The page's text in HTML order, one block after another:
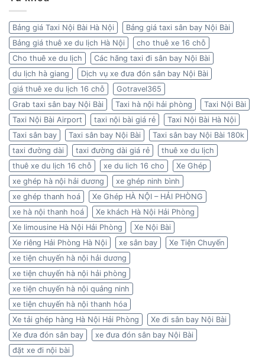
Bảng giá Taxi Nội Bài Hà Nội
Bảng giá taxi sân bay Nội Bài
Bảng giá thuê xe du lịch Hà Nội
cho thuê xe 16 chỗ
Cho thuê xe du lịch
Các hãng taxi đi sân bay Nội Bài
du lịch hà giang
Dịch vụ xe đưa đón sân bay Nội Bài
giá thuê xe du lịch 16 chỗ
Gotravel365
Grab taxi sân bay Nội Bài
Taxi hà nội hải phòng
Taxi Nội Bài
Taxi Nội Bài Airport
taxi nội bài giá rẻ
Taxi Nội Bài Hà Nội
Taxi sân bay
Taxi sân bay Nội Bài
Taxi sân bay Nội Bài 180k
taxi đường dài
taxi đường dài giá rẻ
thuê xe du lịch
thuê xe du lịch 16 chỗ
xe du lich 16 cho
Xe Ghép
xe ghép hà nội hải dương
xe ghép ninh bình
xe ghép thanh hoá
Xe Ghép HÀ NỘI – HẢI PHÒNG
xe hà nội thanh hoá
Xe khách Hà Nội Hải Phòng
Xe limousine Hà Nội Hải Phòng
Xe Nội Bài
Xe riêng Hải Phòng Hà Nội
xe sân bay
Xe Tiện Chuyến
xe tiện chuyến hà nội hải dương
xe tiện chuyến hà nội hải phòng
xe tiện chuyến hà nội quảng ninh
xe tiện chuyến hà nội thanh hóa
Xe tải ghép hàng Hà Nội Hải Phòng
Xe đi sân bay Nội Bài
Xe đưa đón sân bay
xe đưa đón sân bay Nội Bài
đặt xe đi nội bài